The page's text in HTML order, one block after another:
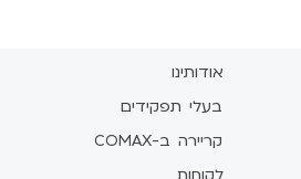
אודותינו
בעלי תפקידים
קריירה ב-COMAX